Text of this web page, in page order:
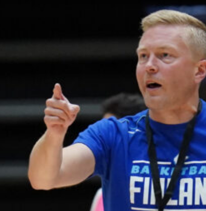
Tukholmassa
–
harvinaislaatu
inen voitto
Liettuasta
Susiladies nappasi
harvinaislaatuisen voiton